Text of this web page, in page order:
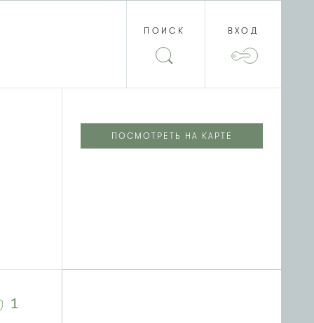
ПОИСК ВХОД
ПОСМОТРЕТЬ НА КАРТЕ
1